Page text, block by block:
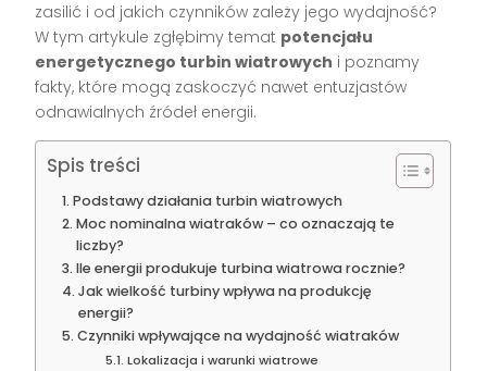
zasilić i od jakich czynników zależy jego wydajność?
W tym artykule zgłębimy temat potencjału
energetycznego turbin wiatrowych i poznamy
fakty, które mogą zaskoczyć nawet entuzjastów
odnawialnych źródeł energii.
Spis treści
Podstawy działania turbin wiatrowych
Moc nominalna wiatraków – co oznaczają te
liczby?
Ile energii produkuje turbina wiatrowa rocznie?
Jak wielkość turbiny wpływa na produkcję
energii?
Czynniki wpływające na wydajność wiatraków
Lokalizacja i warunki wiatrowe